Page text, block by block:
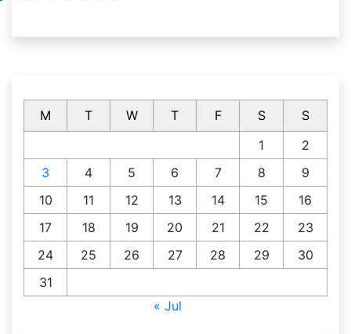
M T W T F S
S
1
2
3
4 5 6 7 8
9
10
11 12 13 14 15
16
17
18 19 20 21 22
23
24
25 26 27 28 29
30
31
« Jul